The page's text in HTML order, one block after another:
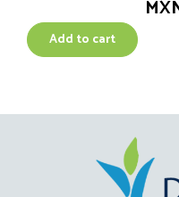
Add to cart